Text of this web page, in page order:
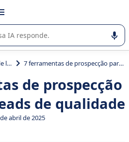
uso ou na seleção de software
Geração de leads 7 ferramentas de prospecção para gerar leads de qualidade
de prospecção
de qualidade
abril de 2025